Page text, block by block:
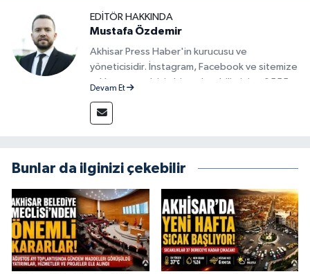
EDITÖR HAKKINDA
Mustafa Özdemir
Akhisar Press Haber'in kurucusu ve
yöneticisidir. İnstagram, Facebook ve sitemize
reklam vermek için bize ulaşabilirsiniz - 0555
Devam Et
Bunlar da ilginizi çekebilir